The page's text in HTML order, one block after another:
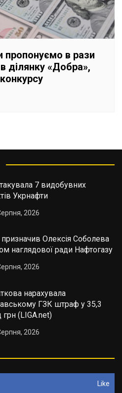
в рази
в ділянку «Добра»,
7 видобувних
Укрнафти
2026
Олексія Соболева
наглядової ради Нафтогазу
2026
нарахувала
ГЗК штраф у 35,3
(LIGA.net)
2026
Like